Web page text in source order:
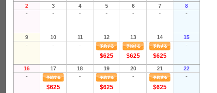
2 3 4 5 6 7 8
- - - - - - -
9 10 11 12 13 14 15
- -
-
$625
$625 $625
-
16 17 18 19 20 21 22
-
$625
-
$625
-
$625
-